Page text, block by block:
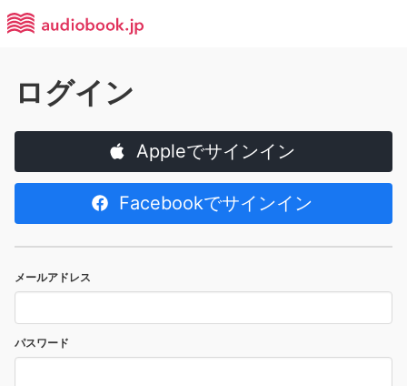
ログイン
Appleでサインイン
Facebookでサインイン
メールアドレス
パスワード